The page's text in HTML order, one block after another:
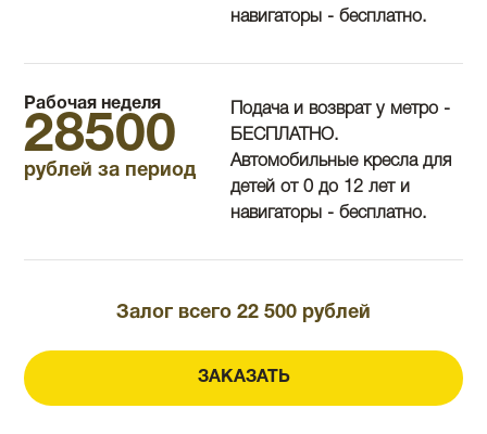
навигаторы - бесплатно.
Рабочая неделя
28500
рублей за период
Подача и возврат у метро -
БЕСПЛАТНО.
Автомобильные кресла для
детей от 0 до 12 лет и
навигаторы - бесплатно.
Залог всего 22 500 рублей
ЗАКАЗАТЬ